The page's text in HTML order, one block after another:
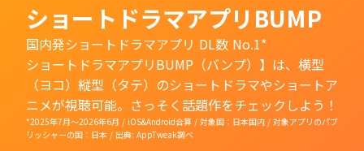
ショートドラマアプリBUMP
国内発ショートドラマアプリ DL数 No.1*
ショートドラマアプリBUMP（バンプ）】は、横型
（ヨコ）縦型（タテ）のショートドラマやショートア
ニメが視聴可能。さっそく話題作をチェックしよう！
*2025年7月〜2026年6月 / iOS&Android合算 / 対象国：日本国内 / 対象アプリのパブ
リッシャーの国：日本 / 出典: AppTweak調べ